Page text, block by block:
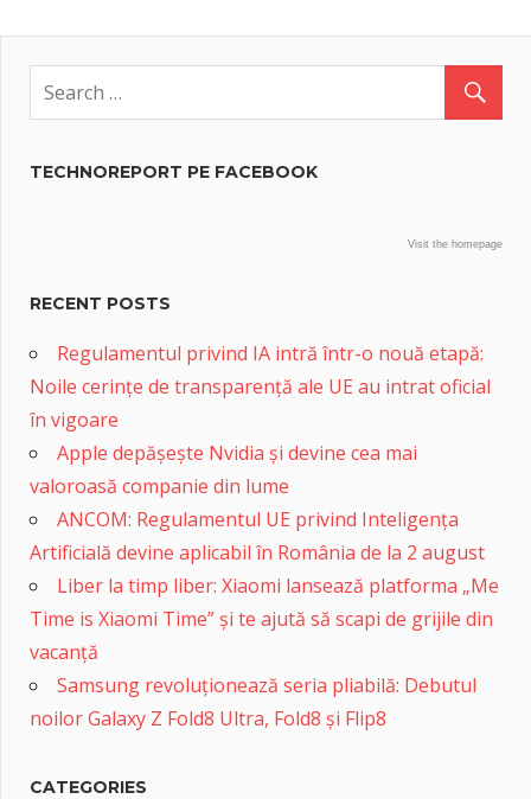
TECHNOREPORT PE FACEBOOK
Visit the homepage
RECENT POSTS
Regulamentul privind IA intră într-o nouă etapă:
Noile cerințe de transparență ale UE au intrat oficial
în vigoare
Apple depășește Nvidia și devine cea mai
valoroasă companie din lume
ANCOM: Regulamentul UE privind Inteligența
Artificială devine aplicabil în România de la 2 august
Liber la timp liber: Xiaomi lansează platforma „Me
Time is Xiaomi Time” și te ajută să scapi de grijile din
vacanță
Samsung revoluționează seria pliabilă: Debutul
noilor Galaxy Z Fold8 Ultra, Fold8 și Flip8
CATEGORIES